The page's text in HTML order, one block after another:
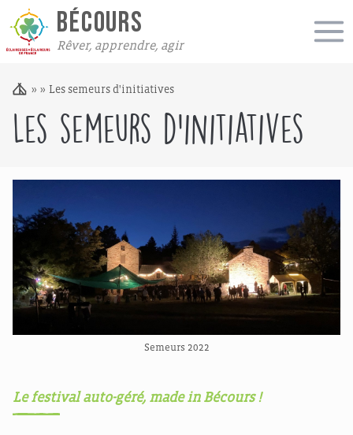
BÉCOURS
Rêver, apprendre, agir
» » Les semeurs d'initiatives
Les semeurs d’initiatives
Semeurs 2022
Le festival auto-géré, made in Bécours !